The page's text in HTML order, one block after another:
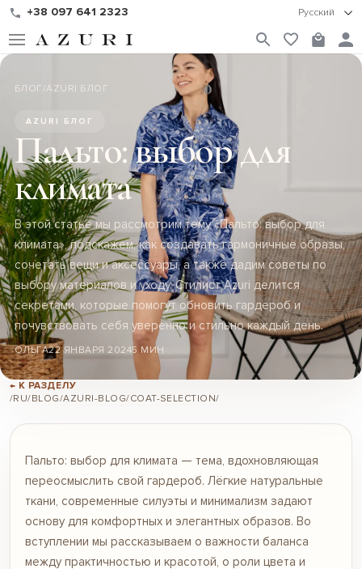
+38 097 641 2323 Русский
БЛОГ/AZURI БЛОГ
AZURI БЛОГ
Пальто: выбор для
климата
В этой статье мы рассмотрим тему «Пальто: выбор для
климата», подскажем, как создавать гармоничные образы,
сочетать вещи и аксессуары, а также дадим советы по
выбору материалов и уходу. Стилист Azuri делится
секретами, которые помогут обновить гардероб и
почувствовать себя уверенно и стильно каждый день.
ОЛЬГА22 ЯНВАРЯ 20245 МИН
← К РАЗДЕЛУ
/RU/BLOG/AZURI-BLOG/COAT-SELECTION/
Пальто: выбор для климата — тема, вдохновляющая
переосмыслить свой гардероб. Лёгкие натуральные
ткани, современные силуэты и минимализм задают
основу для комфортных и элегантных образов. Во
вступлении мы рассказываем о важности баланса
между практичностью и красотой, о роли цвета и